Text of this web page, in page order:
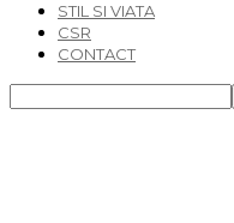
STIL SI VIATA
CSR
CONTACT